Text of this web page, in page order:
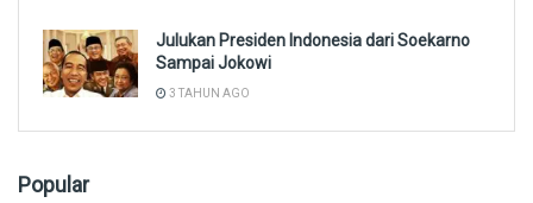
Julukan Presiden Indonesia dari Soekarno
Sampai Jokowi
3 TAHUN AGO
Popular